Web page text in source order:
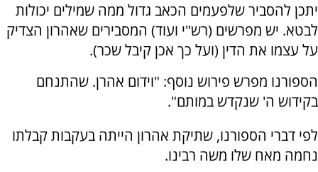
יתכן להסביר שלפעמים הכאב גדול ממה שמילים יכולות
לבטא. יש מפרשים (רש"י ועוד) המסבירים שאהרון הצדיק
על עצמו את הדין (ועל כך אכן קיבל שכר).
הספורנו מפרש פירוש נוסף: "וידום אהרן. שהתנחם
בקידוש ה' שנקדש במותם".
לפי דברי הספורנו, שתיקת אהרון הייתה בעקבות קבלתו
נחמה מאח שלו משה רבינו.